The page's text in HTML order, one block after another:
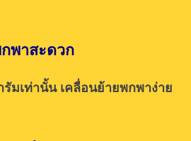
พาสะดวก
มเท่านั้น เคลื่อนย้ายพกพาง่าย